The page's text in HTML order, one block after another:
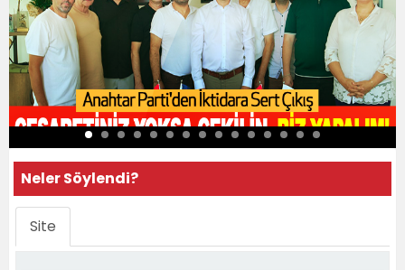
Neler Söylendi?
Site